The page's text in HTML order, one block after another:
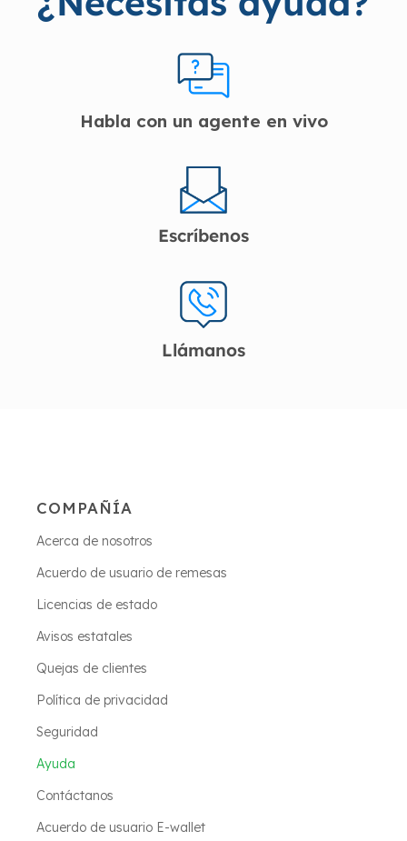
Habla con un agente en vivo
Escríbenos
Llámanos
COMPAÑÍA
Acerca de nosotros
Acuerdo de usuario de remesas
Licencias de estado
Avisos estatales
Quejas de clientes
Política de privacidad
Seguridad
Ayuda
Contáctanos
Acuerdo de usuario E-wallet